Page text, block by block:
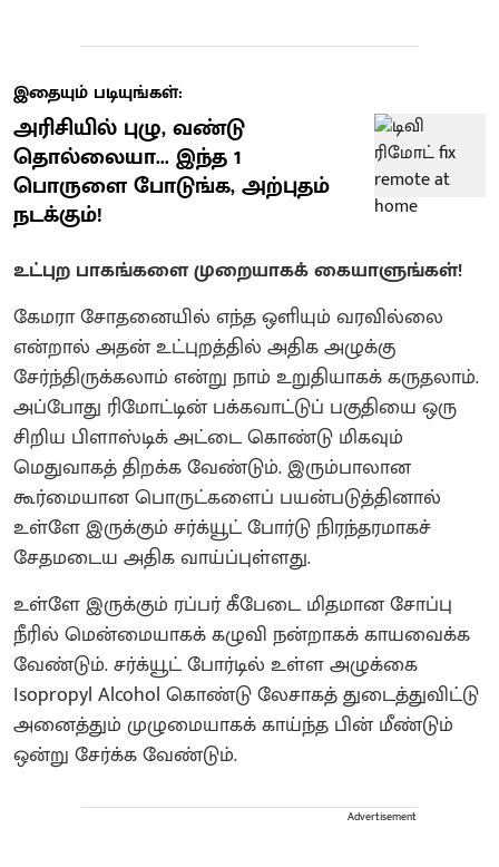
இதையும் படியுங்கள்:
அரிசியில் புழு, வண்டு
தொல்லையா... இந்த 1
பொருளை போடுங்க, அற்புதம்
நடக்கும்!
உட்புற பாகங்களை முறையாகக் கையாளுங்கள்!
கேமரா சோதனையில் எந்த ஒளியும் வரவில்லை
என்றால் அதன் உட்புறத்தில் அதிக அழுக்கு
சேர்ந்திருக்கலாம் என்று நாம் உறுதியாகக் கருதலாம்.
அப்போது ரிமோட்டின் பக்கவாட்டுப் பகுதியை ஒரு
சிறிய பிளாஸ்டிக் அட்டை கொண்டு மிகவும்
மெதுவாகத் திறக்க வேண்டும். இரும்பாலான
கூர்மையான பொருட்களைப் பயன்படுத்தினால்
உள்ளே இருக்கும் சர்க்யூட் போர்டு நிரந்தரமாகச்
சேதமடைய அதிக வாய்ப்புள்ளது.
உள்ளே இருக்கும் ரப்பர் கீபேடை மிதமான சோப்பு
நீரில் மென்மையாகக் கழுவி நன்றாகக் காயவைக்க
வேண்டும். சர்க்யூட் போர்டில் உள்ள அழுக்கை
Isopropyl Alcohol கொண்டு லேசாகத் துடைத்துவிட்டு
அனைத்தும் முழுமையாகக் காய்ந்த பின் மீண்டும்
ஒன்று சேர்க்க வேண்டும்.
Advertisement